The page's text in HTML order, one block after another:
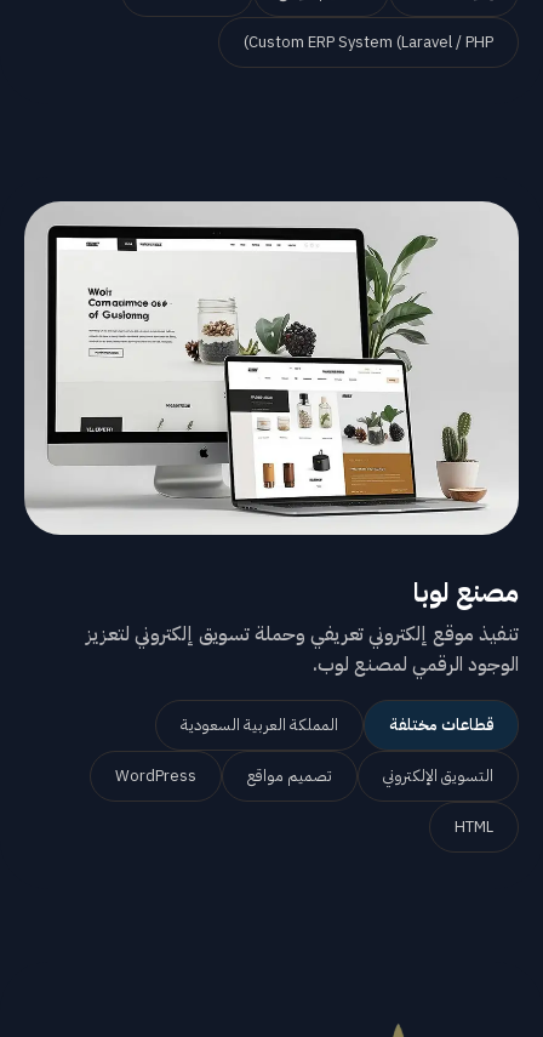
Custom ERP System (Laravel / PHP)
مصنع لوبا
تنفيذ موقع إلكتروني تعريفي وحملة تسويق إلكتروني لتعزيز
الوجود الرقمي لمصنع لوب.
قطاعات مختلفة المملكة العربية السعودية
التسويق الإلكتروني تصميم مواقع WordPress
HTML